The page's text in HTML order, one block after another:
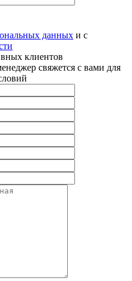
данных и с
клиентов
свяжется с вами для